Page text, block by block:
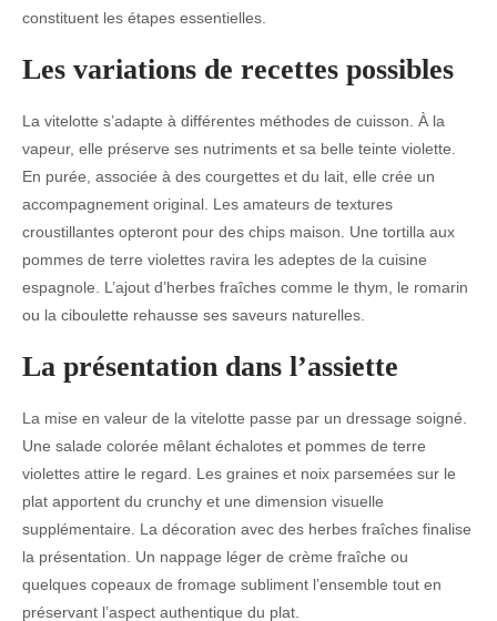
constituent les étapes essentielles.
Les variations de recettes possibles
La vitelotte s’adapte à différentes méthodes de cuisson. À la
vapeur, elle préserve ses nutriments et sa belle teinte violette.
En purée, associée à des courgettes et du lait, elle crée un
accompagnement original. Les amateurs de textures
croustillantes opteront pour des chips maison. Une tortilla aux
pommes de terre violettes ravira les adeptes de la cuisine
espagnole. L’ajout d’herbes fraîches comme le thym, le romarin
ou la ciboulette rehausse ses saveurs naturelles.
La présentation dans l’assiette
La mise en valeur de la vitelotte passe par un dressage soigné.
Une salade colorée mêlant échalotes et pommes de terre
violettes attire le regard. Les graines et noix parsemées sur le
plat apportent du crunchy et une dimension visuelle
supplémentaire. La décoration avec des herbes fraîches finalise
la présentation. Un nappage léger de crème fraîche ou
quelques copeaux de fromage subliment l’ensemble tout en
préservant l’aspect authentique du plat.